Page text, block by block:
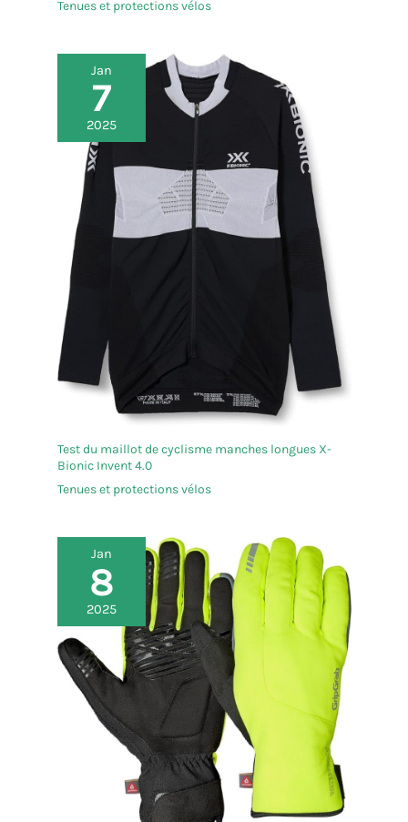
Tenues et protections vélos
Jan
7
2025
Test du maillot de cyclisme manches longues X-
Bionic Invent 4.0
Tenues et protections vélos
Jan
8
2025